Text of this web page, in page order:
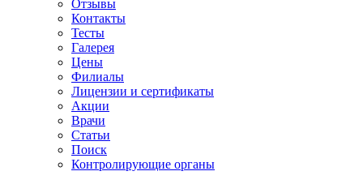
Отзывы
Контакты
Тесты
Галерея
Цены
Филиалы
Лицензии и сертификаты
Акции
Врачи
Статьи
Поиск
Контролирующие органы